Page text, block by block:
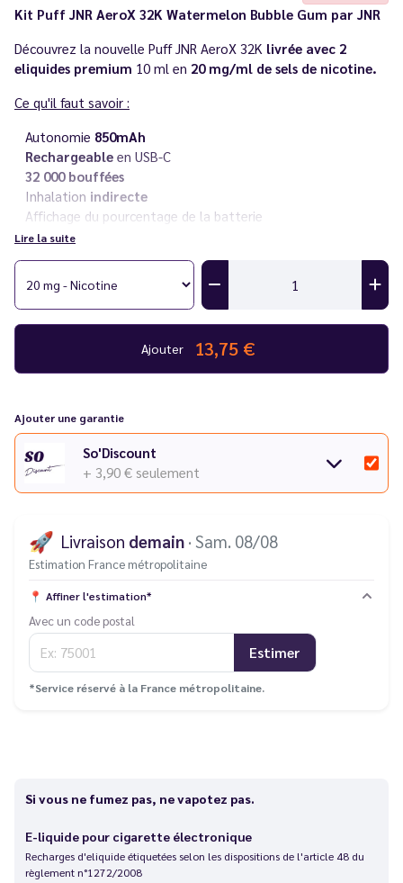
Kit Puff JNR AeroX 32K Watermelon Bubble Gum par JNR
Découvrez la nouvelle Puff JNR AeroX 32K livrée avec 2
eliquides premium 10 ml en 20 mg/ml de sels de nicotine.
Ce qu'il faut savoir :
Autonomie 850mAh
Rechargeable en USB-C
32 000 bouffées
Inhalation indirecte
Affichage du pourcentage de la batterie
Rechargeable
Besoin d'e-liquide JNR en plus ? Découvrez la
eliquides JNRparfaitementcompatible avec ses puffs!
Découvrez également l'ensemble des puffs de la gamme
Vous rencontrez un souci avec votre cigarette électronique ?
Consultez notreguide des différentes pannes.
Lire la suite
Ajouter 13,75 €
Ajouter une garantie
So'Discount
+ 3,90 € seulement
🚀 Livraison demain · Sam. 08/08
Estimation France métropolitaine
📍 Affiner l'estimation*
Avec un code postal
Estimer
*Service réservé à la France métropolitaine.
Si vous ne fumez pas, ne vapotez pas.
E-liquide pour cigarette électronique
Recharges d'eliquide étiquetées selon les dispositions de l'article 48 du
règlement n°1272/2008